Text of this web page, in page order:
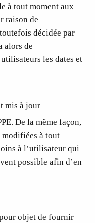
à tout moment aux
raison de
décidée par
alors de
les dates et
mis à jour
De la même façon,
modifiées à tout
à l’utilisateur qui
possible afin d’en
objet de fournir